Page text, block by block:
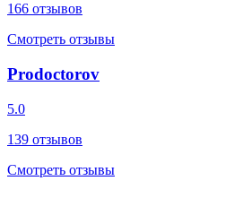
166 отзывов
Смотреть отзывы
Prodoctorov
5.0
139 отзывов
Смотреть отзывы